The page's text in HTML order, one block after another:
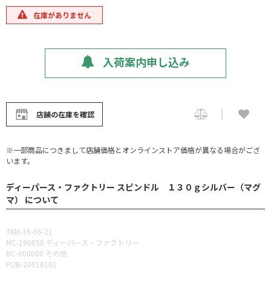
在庫がありません
入荷案内申し込み
店舗の在庫を確認
※一部商品につきまして店舗価格とオンラインストア価格が異なる場合がござ
います。
ディーパース・ファクトリー スピンドル １３０ｇシルバー（マグ
マ） について
TKM-16-06-21
MC-190050 ディーパース・ファクトリー
BC-000000 その他
PUB-20010101